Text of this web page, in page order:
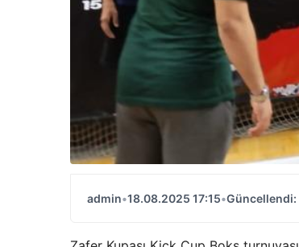
admin•18.08.2025 17:15•Güncellendi: